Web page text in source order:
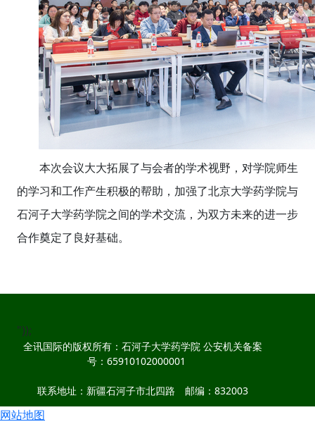
本次会议大大拓展了与会者的学术视野，对学院师生
的学习和工作产生积极的帮助，加强了北京大学药学院与
石河子大学药学院之间的学术交流，为双方未来的进一步
合作奠定了良好基础。
"));
全讯国际的版权所有：石河子大学药学院 公安机关备案
号：65910102000001
联系地址：新疆石河子市北四路 邮编：832003
网站地图